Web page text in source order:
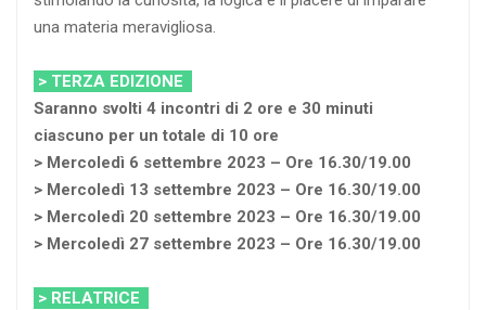
una materia meravigliosa.
> TERZA EDIZIONE
Saranno svolti 4 incontri di 2 ore e 30 minuti
ciascuno per un totale di 10 ore
> Mercoledì 6 settembre 2023 – Ore 16.30/19.00
> Mercoledì 13 settembre 2023 – Ore 16.30/19.00
> Mercoledì 20 settembre 2023 – Ore 16.30/19.00
> Mercoledì 27 settembre 2023 – Ore 16.30/19.00
> RELATRICE